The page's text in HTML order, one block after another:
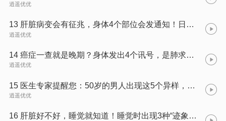
逍遥优优
13 肝脏病变会有征兆，身体4个部位会发通知！日常养肝，做好这几点！
逍遥优优
14 癌症一查就是晚期？身体发出4个讯号，是肺求救！两类人要记牢！
逍遥优优
15 医生专家提醒您：50岁的男人出现这5个异样，躲不开了，是更年期来了！
逍遥优优
16 肝脏好不好，睡觉就知道！睡觉时出现3种“迹象”，趁早检查肝功